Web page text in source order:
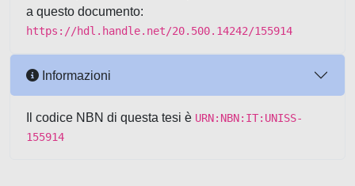
a questo documento:
https://hdl.handle.net/20.500.14242/155914
Informazioni
Il codice NBN di questa tesi è URN:NBN:IT:UNISS-
155914